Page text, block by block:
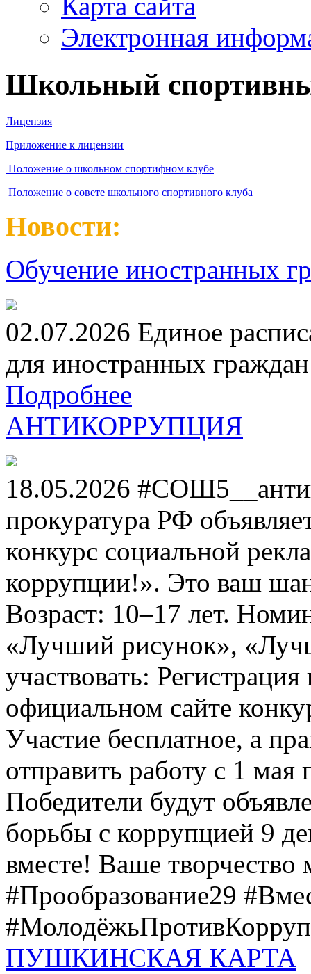
Электронная
Школьный
Лицензия
Приложение к лицензии
Положение о школьном спортифном клубе
Положение о совете школьного спортивного клуба
Новости:
Обучение иностранных
02.07.2026 Единое
для иностранных
Подробнее
АНТИКОРРУПЦИЯ
18.05.2026
прокуратура РФ
конкурс социальной
коррупции!». Это ваш
Возраст: 10–17 лет.
«Лучший рисунок»,
участвовать:
официальном сайте
Участие бесплатное, а
отправить работу с 1 мая
Победители будут
борьбы с коррупцией 9
вместе! Ваше творчество
#Прообразование29
ПУШКИНСКАЯ КАРТА